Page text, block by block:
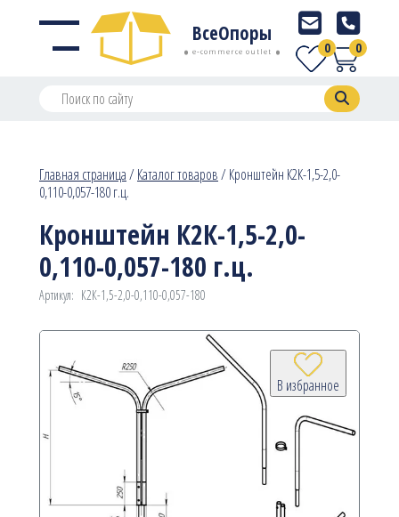
ВсеОпоры
e-commerce outlet 0
0
Главная страница/Каталог товаров/Кронштейн К2К-1,5-2,0-
0,110-0,057-180 г.ц.
Кронштейн К2К-1,5-2,0-
0,110-0,057-180 г.ц.
Артикул: К2К-1,5-2,0-0,110-0,057-180
В избранное